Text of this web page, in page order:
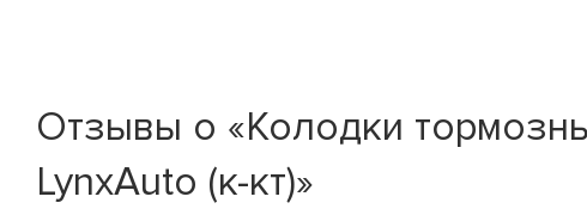
Отзывы о «Колодки
LynxAuto (к-кт)»